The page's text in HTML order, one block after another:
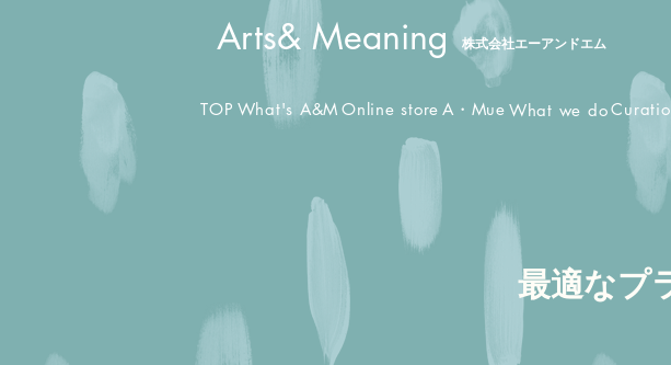
​Arts& Meaning 株式会社エーアンドエム
TOP What's A&M Online store A・Mue What we do
最適なプ